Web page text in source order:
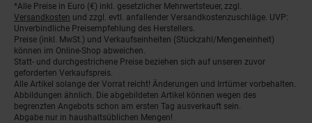
Fußnoten
*Alle Preise in Euro (€) inkl. gesetzlicher Mehrwertsteuer, zzgl.
Versandkosten und zzgl. evtl. anfallender Versandkostenzuschläge. UVP:
Unverbindliche Preisempfehlung des Herstellers.
Preise (inkl. MwSt.) und Verkaufseinheiten (Stückzahl/Mengeneinheit)
können im Online-Shop abweichen.
Statt- und durchgestrichene Preise beziehen sich auf unseren zuvor
geforderten Verkaufspreis.
Alle Artikel solange der Vorrat reicht! Änderungen und Irrtümer vorbehalten.
Abbildungen ähnlich. Die abgebildeten Artikel können wegen des
begrenzten Angebots schon am ersten Tag ausverkauft sein.
Abgabe nur in haushaltsüblichen Mengen!